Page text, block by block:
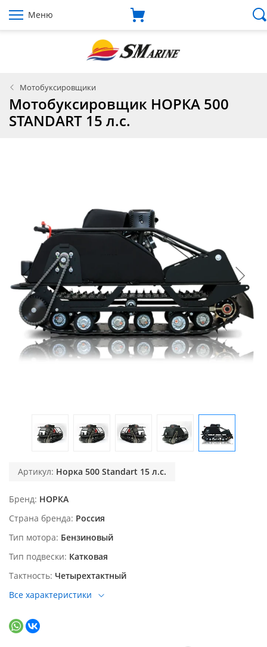
Меню
Мотобуксировщики
Мотобуксировщик НОРКА 500
STANDART 15 л.с.
Артикул: Норка 500 Standart 15 л.с.
Бренд НОРКА
Страна бренда Россия
Тип мотора Бензиновый
Тип подвески Катковая
Тактность Четырехтактный
Все характеристики